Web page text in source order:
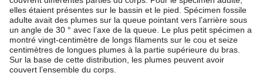
elles étaient présentes sur le bassin et le pied. Spécimen fossile
adulte avait des plumes sur la queue pointant vers l’arrière sous
un angle de 30 ° avec l’axe de la queue. Le plus petit spécimen a
montré vingt-centimètre de longs filaments sur le cou et seize
centimètres de longues plumes à la partie supérieure du bras.
Sur la base de cette distribution, les plumes peuvent avoir
couvert l’ensemble du corps.